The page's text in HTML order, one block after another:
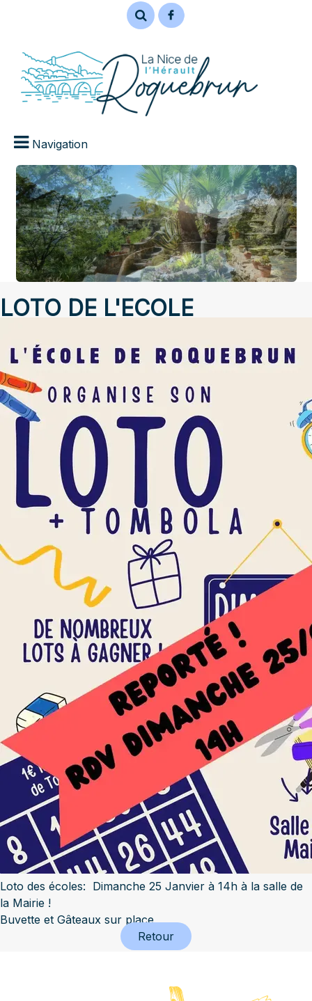
Navigation
LOTO DE L'ECOLE
Loto des écoles: Dimanche 25 Janvier à 14h à la salle de
la Mairie !
Buvette et Gâteaux sur place
Retour